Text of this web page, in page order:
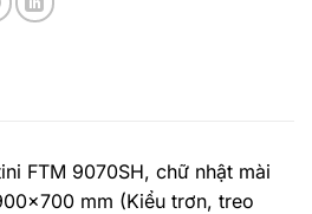
FTM 9070SH, chữ nhật mài
mm (Kiểu trơn, treo